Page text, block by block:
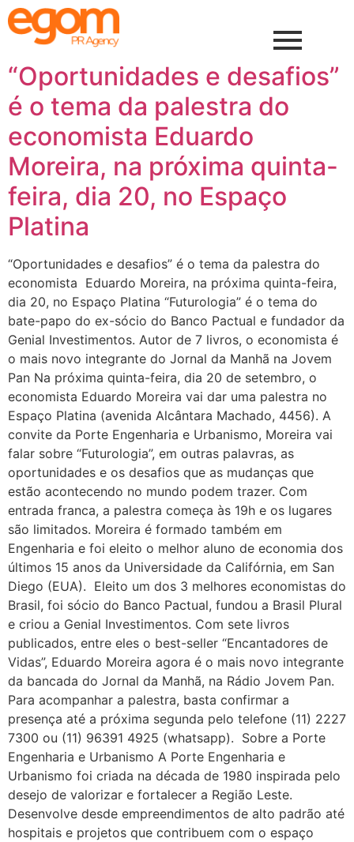
“Oportunidades e desafios”
é o tema da palestra do
economista Eduardo
Moreira, na próxima quinta-
feira, dia 20, no Espaço
Platina
“Oportunidades e desafios” é o tema da palestra do
economista Eduardo Moreira, na próxima quinta-feira,
dia 20, no Espaço Platina “Futurologia” é o tema do
bate-papo do ex-sócio do Banco Pactual e fundador da
Genial Investimentos. Autor de 7 livros, o economista é
o mais novo integrante do Jornal da Manhã na Jovem
Pan Na próxima quinta-feira, dia 20 de setembro, o
economista Eduardo Moreira vai dar uma palestra no
Espaço Platina (avenida Alcântara Machado, 4456). A
convite da Porte Engenharia e Urbanismo, Moreira vai
falar sobre “Futurologia”, em outras palavras, as
oportunidades e os desafios que as mudanças que
estão acontecendo no mundo podem trazer. Com
entrada franca, a palestra começa às 19h e os lugares
são limitados. Moreira é formado também em
Engenharia e foi eleito o melhor aluno de economia dos
últimos 15 anos da Universidade da Califórnia, em San
Diego (EUA). Eleito um dos 3 melhores economistas do
Brasil, foi sócio do Banco Pactual, fundou a Brasil Plural
e criou a Genial Investimentos. Com sete livros
publicados, entre eles o best-seller “Encantadores de
Vidas”, Eduardo Moreira agora é o mais novo integrante
da bancada do Jornal da Manhã, na Rádio Jovem Pan.
Para acompanhar a palestra, basta confirmar a
presença até a próxima segunda pelo telefone (11) 2227
7300 ou (11) 96391 4925 (whatsapp). Sobre a Porte
Engenharia e Urbanismo A Porte Engenharia e
Urbanismo foi criada na década de 1980 inspirada pelo
desejo de valorizar e fortalecer a Região Leste.
Desenvolve desde empreendimentos de alto padrão até
hospitais e projetos que contribuem com o espaço